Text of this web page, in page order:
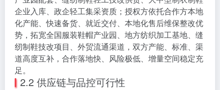
企业入库、政企轻工集采资质；授权方依托合作方本地
化产能、快速备货、就近交付、本地化售后维保整改优
势，拓宽全国服装鞋帽产业园、地方纺织加工基地、缝
纫制鞋技改项目、外贸流通渠道，双方产能、标准、渠
道高度互补，合作落地快、风险极低、增量空间稳定充
足。
2.2 供应链与品控可行性